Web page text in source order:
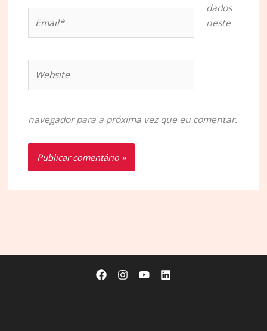
dados
neste
navegador para a próxima vez que eu comentar.